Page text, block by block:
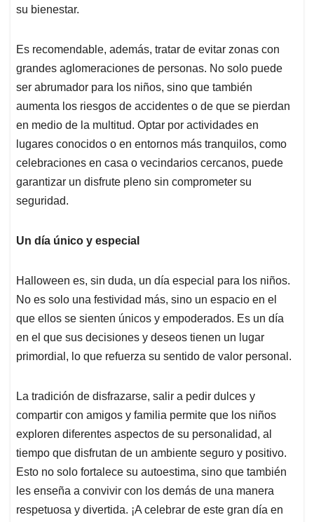
su bienestar.
Es recomendable, además, tratar de evitar zonas con
grandes aglomeraciones de personas. No solo puede
ser abrumador para los niños, sino que también
aumenta los riesgos de accidentes o de que se pierdan
en medio de la multitud. Optar por actividades en
lugares conocidos o en entornos más tranquilos, como
celebraciones en casa o vecindarios cercanos, puede
garantizar un disfrute pleno sin comprometer su
seguridad.
Un día único y especial
Halloween es, sin duda, un día especial para los niños.
No es solo una festividad más, sino un espacio en el
que ellos se sienten únicos y empoderados. Es un día
en el que sus decisiones y deseos tienen un lugar
primordial, lo que refuerza su sentido de valor personal.
La tradición de disfrazarse, salir a pedir dulces y
compartir con amigos y familia permite que los niños
exploren diferentes aspectos de su personalidad, al
tiempo que disfrutan de un ambiente seguro y positivo.
Esto no solo fortalece su autoestima, sino que también
les enseña a convivir con los demás de una manera
respetuosa y divertida. ¡A celebrar de este gran día en